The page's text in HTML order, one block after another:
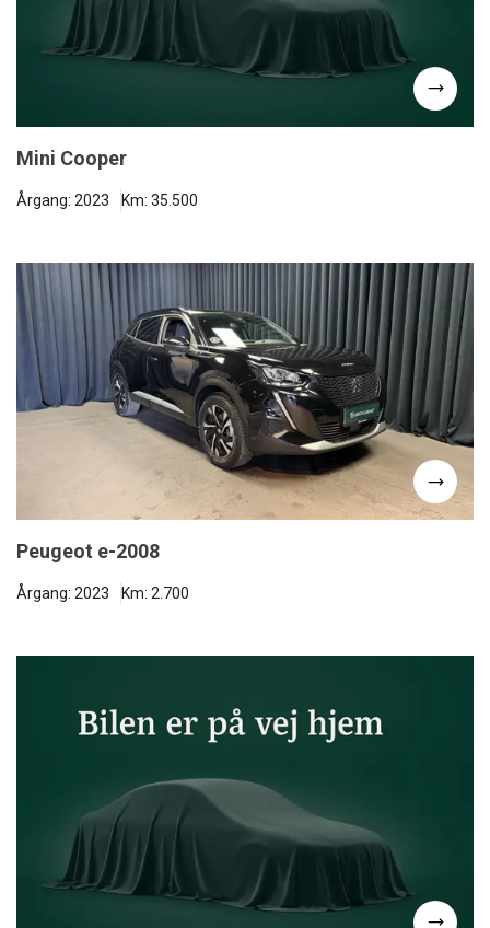
Mini Cooper
Årgang: 2023 Km: 35.500
Peugeot e-2008
Årgang: 2023 Km: 2.700